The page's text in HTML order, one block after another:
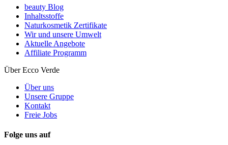
beauty Blog
Inhaltsstoffe
Naturkosmetik Zertifikate
Wir und unsere Umwelt
Aktuelle Angebote
Affiliate Programm
Über Ecco Verde
Über uns
Unsere Gruppe
Kontakt
Freie Jobs
Folge uns auf